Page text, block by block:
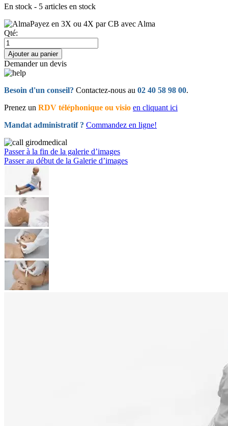
En stock - 5 articles en stock
Payez en 3X ou 4X par CB avec Alma
Qté:
Ajouter au panier
Demander un devis
Besoin d'un conseil? Contactez-nous au 02 40 58 98 00.
Prenez un RDV téléphonique ou visio en cliquant ici
Mandat administratif ? Commandez en ligne!
Passer à la fin de la galerie d’images
Passer au début de la Galerie d’images